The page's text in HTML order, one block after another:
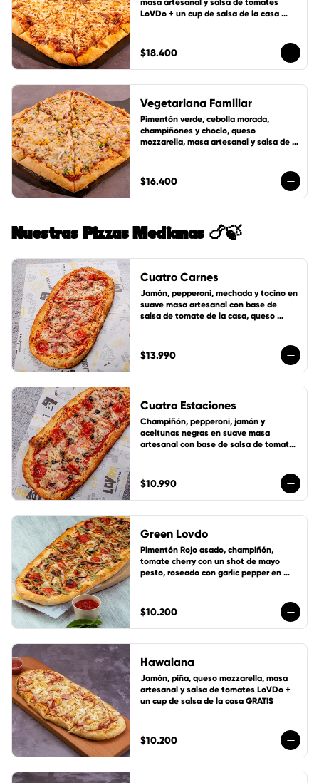
masa artesanal y salsa de tomates
LoVDo + un cup de salsa de la casa
$18.400
Vegetariana Familiar
Pimentón verde, cebolla morada,
champiñones y choclo, queso
mozzarella, masa artesanal y salsa de
$16.400
Nuestras Pizzas Medianas 🍗🍃
Cuatro Carnes
Jamón, pepperoni, mechada y tocino en
suave masa artesanal con base de
salsa de tomate de la casa, queso
$13.990
Cuatro Estaciones
Champiñón, pepperoni, jamón y
aceitunas negras en suave masa
artesanal con base de salsa de tomate
$10.990
Green Lovdo
Pimentón Rojo asado, champiñón,
tomate cherry con un shot de mayo
pesto, roseado con garlic pepper en
mozzarella y 1 cup de salsa de la casa
gratis!
$10.200
Hawaiana
Jamón, piña, queso mozzarella, masa
artesanal y salsa de tomates LoVDo +
un cup de salsa de la casa GRATIS
$10.200